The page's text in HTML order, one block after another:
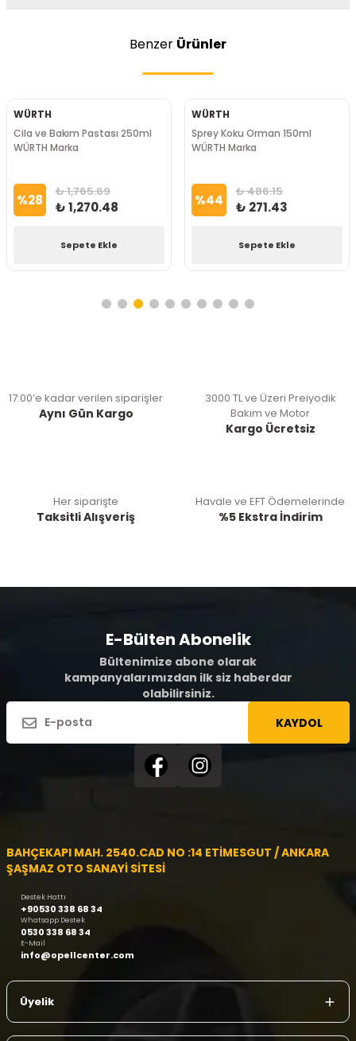
Benzer Ürünler
WÜRTH
Cila ve Bakım Pastası 250ml
WÜRTH Marka
%28 ₺ 1,765.69
₺ 1,270.48
Sepete Ekle
WÜRTH
Sprey Koku Orman 150ml
WÜRTH Marka
%44 ₺ 486.15
₺ 271.43
Sepete Ekle
17:00’e kadar verilen siparişler
Aynı Gün Kargo
3000 TL ve Üzeri Preiyodik
Bakım ve Motor
Kargo Ücretsiz
Her siparişte
Taksitli Alışveriş
Havale ve EFT Ödemelerinde
%5 Ekstra İndirim
E-Bülten Abonelik
Bültenimize abone olarak
kampanyalarımızdan ilk siz haberdar
olabilirsiniz.
KAYDOL
BAHÇEKAPI MAH. 2540.CAD NO :14 ETİMESGUT / ANKARA
ŞAŞMAZ OTO SANAYİ SİTESİ
Destek Hattı
+90530 338 68 34
Whatsapp Destek
0530 338 68 34
E-Mail
info@opellcenter.com
Üyelik